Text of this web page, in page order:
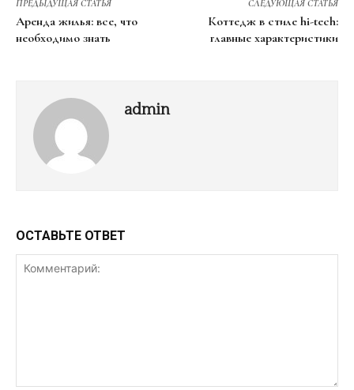
ПРЕДЫДУЩАЯ СТАТЬЯ
Аренда жилья: все, что
необходимо знать
СЛЕДУЮЩАЯ СТАТЬЯ
Коттедж в стиле hi-tech:
главные характеристики
admin
ОСТАВЬТЕ ОТВЕТ